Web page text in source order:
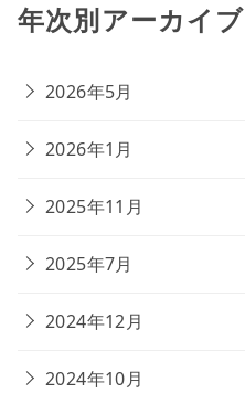
年次別アーカイブ
2026年5月
2026年1月
2025年11月
2025年7月
2024年12月
2024年10月